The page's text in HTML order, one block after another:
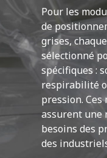
Pour les
de
grises,
sélectionné
spécifiques :
respirabilité
pression.
assurent une
besoins des
des